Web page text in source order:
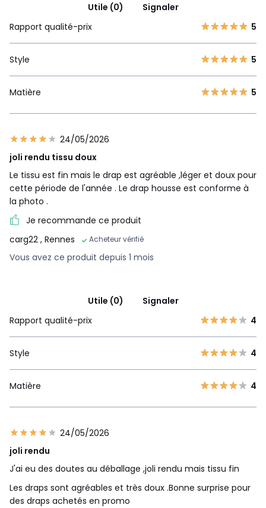
Utile (0)
Signaler
Rapport qualité-prix
5
Style 5
Matière 5
24/05/2026
joli rendu tissu doux
Le tissu est fin mais le drap est agréable ,léger et doux pour
cette période de l'année . Le drap housse est conforme à
la photo .
Je recommande ce produit
carg22 , Rennes Acheteur vérifié
Vous avez ce produit depuis 1 mois
Utile (0)
Signaler
Rapport qualité-prix
4
Style 4
Matière 4
24/05/2026
joli rendu
J'ai eu des doutes au déballage ,joli rendu mais tissu fin
Les draps sont agréables et très doux .Bonne surprise pour
des draps achetés en promo